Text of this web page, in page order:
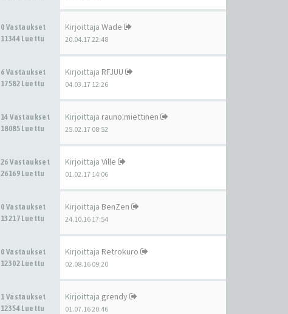
0 Vastaukset
11344 Luettu
Kirjoittaja Wade
20.04.17 22:48
6 Vastaukset
17582 Luettu
Kirjoittaja RFJUU
04.03.17 12:26
14 Vastaukset
18085 Luettu
Kirjoittaja rauno.miettinen
25.02.17 08:52
26 Vastaukset
26169 Luettu
Kirjoittaja Ville
01.02.17 14:06
0 Vastaukset
13217 Luettu
Kirjoittaja BenZen
24.10.16 17:54
0 Vastaukset
12302 Luettu
Kirjoittaja Retrokuro
02.08.16 09:20
1 Vastaukset
12354 Luettu
Kirjoittaja grendy
01.07.16 20:46